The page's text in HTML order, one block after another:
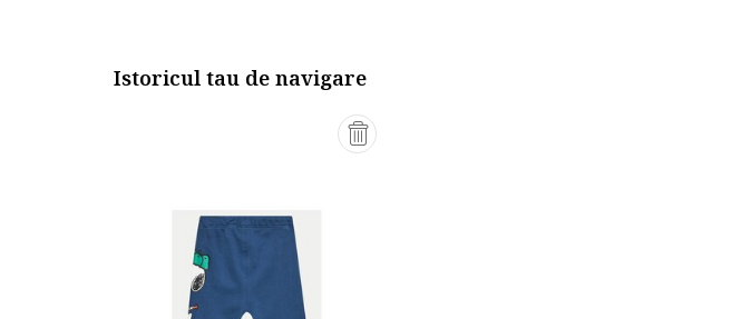
Istoricul tau de navigare